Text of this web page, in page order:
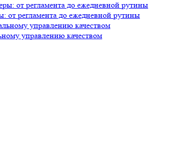
регламента до ежедневной рутины
управлению качеством